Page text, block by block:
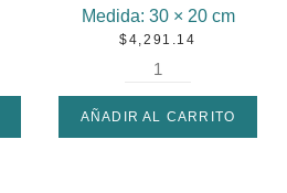
Medida: 30 × 20 cm
$4,291.14
AÑADIR AL CARRITO